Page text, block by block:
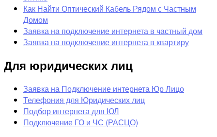
Как Найти Оптический Кабель Рядом с Частным
Домом
Заявка на подключение интернета в частный дом
Заявка на подключение интернета в квартиру
Для юридических лиц
Заявка на Подключение интернета Юр Лицо
Телефония для Юридических лиц
Подбор интернета для ЮЛ
Подключение ГО и ЧС (РАСЦО)